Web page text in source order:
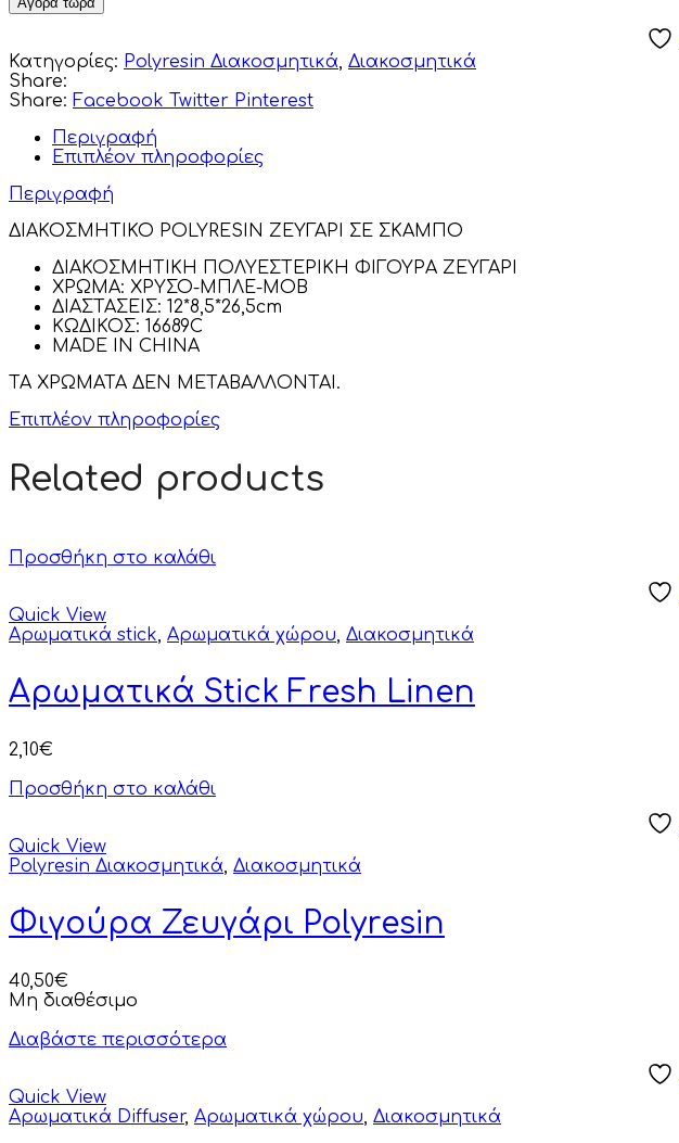
Κατηγορίες: Polyresin Διακοσμητικά Διακοσμητικά
Share:
Share: Facebook Twitter Pinterest
Περιγραφή
Επιπλέον πληροφορίες
Περιγραφή
ΔΙΑΚΟΣΜΗΤΙΚΟ POLYRESIN ΖΕΥΓΑΡΙ ΣΕ ΣΚΑΜΠΟ
ΔΙΑΚΟΣΜΗΤΙΚΗ ΠΟΛΥΕΣΤΕΡΙΚΗ ΦΙΓΟΥΡΑ ΖΕΥΓΑΡΙ
ΧΡΩΜΑ: ΧΡΥΣΟ-ΜΠΛΕ-ΜΟΒ
ΔΙΑΣΤΑΣΕΙΣ: 12*8,5*26,5cm
ΚΩΔΙΚΟΣ: 16689C
MADE IN CHINA
ΤΑ ΧΡΩΜΑΤΑ ΔΕΝ ΜΕΤΑΒΑΛΛΟΝΤΑΙ.
Επιπλέον πληροφορίες
Related products
Προσθήκη στο καλάθι
Quick View
Αρωματικά stick, Αρωματικά χώρου, Διακοσμητικά
Αρωματικά Stick Fresh Linen
2,10€
Προσθήκη στο καλάθι
Quick View
Polyresin Διακοσμητικά, Διακοσμητικά
Φιγούρα Ζευγάρι Polyresin
40,50€
Μη διαθέσιμο
Διαβάστε περισσότερα
Quick View
Αρωματικά Diffuser, Αρωματικά χώρου, Διακοσμητικά